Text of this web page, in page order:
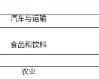
汽车与运输
食品和饮料
农业